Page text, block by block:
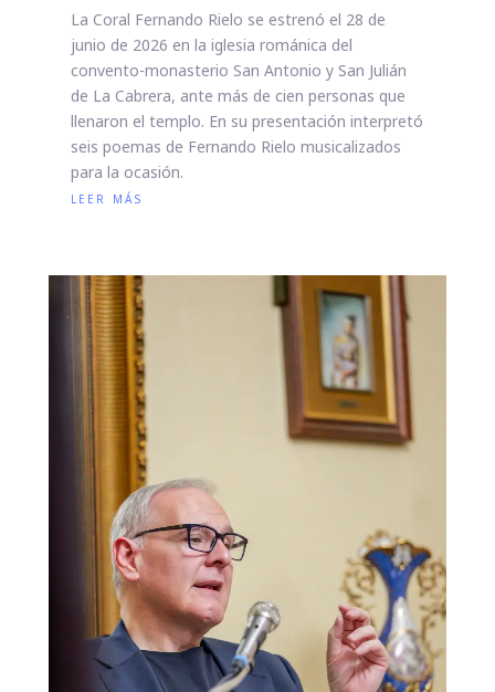
La Coral Fernando Rielo se estrenó el 28 de
junio de 2026 en la iglesia románica del
convento-monasterio San Antonio y San Julián
de La Cabrera, ante más de cien personas que
llenaron el templo. En su presentación interpretó
seis poemas de Fernando Rielo musicalizados
para la ocasión.
leer más